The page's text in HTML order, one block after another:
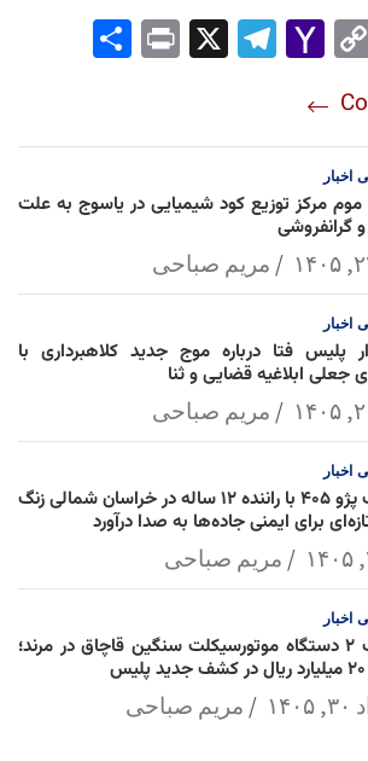
Wh
Co
Lin
k
Yah
l
Tel
Pri
اخبار
موم مرکز توزیع کود شیمیایی در یاسوج به علت
گرانفروشی
مریم صباحی
اخبار
پلیس فتا درباره موج جدید کلاهبرداری با
جعلی ابلاغیه قضایی و ثنا
مریم صباحی
اخبار
توقیف پژو ۴۰۵ با راننده ۱۲ ساله در خراسان شمالی زنگ
برای ایمنی جاده‌ها به صدا درآورد
مریم صباحی
اخبار
توقیف ۲ دستگاه موتورسیکلت سنگین قاچاق در مرند؛
مریم صباحی